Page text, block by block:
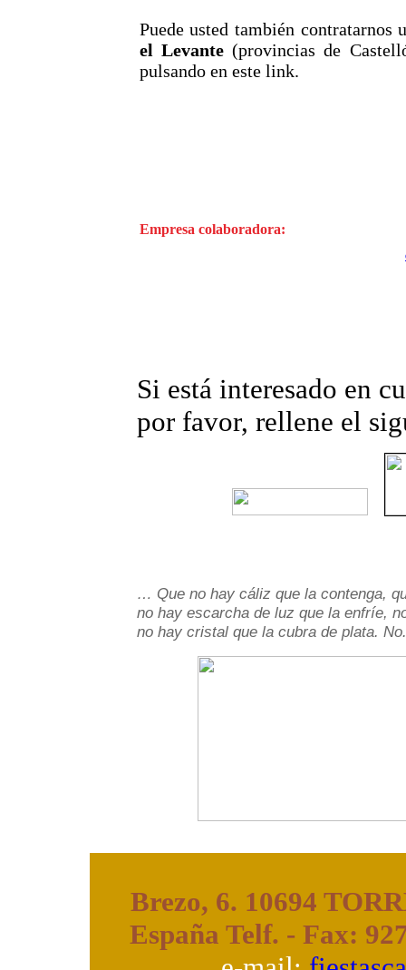
Puede usted también contratarnos
el Levante(provincias de
pulsando en este link.
Empresa colaboradora:
Si está interesado en
por favor, rellene el
… Que no hay cáliz que la contenga,
no hay escarcha de luz que la enfríe,
no hay cristal que la cubra de plata.
Brezo, 6. 10694
España Telf. - Fax: